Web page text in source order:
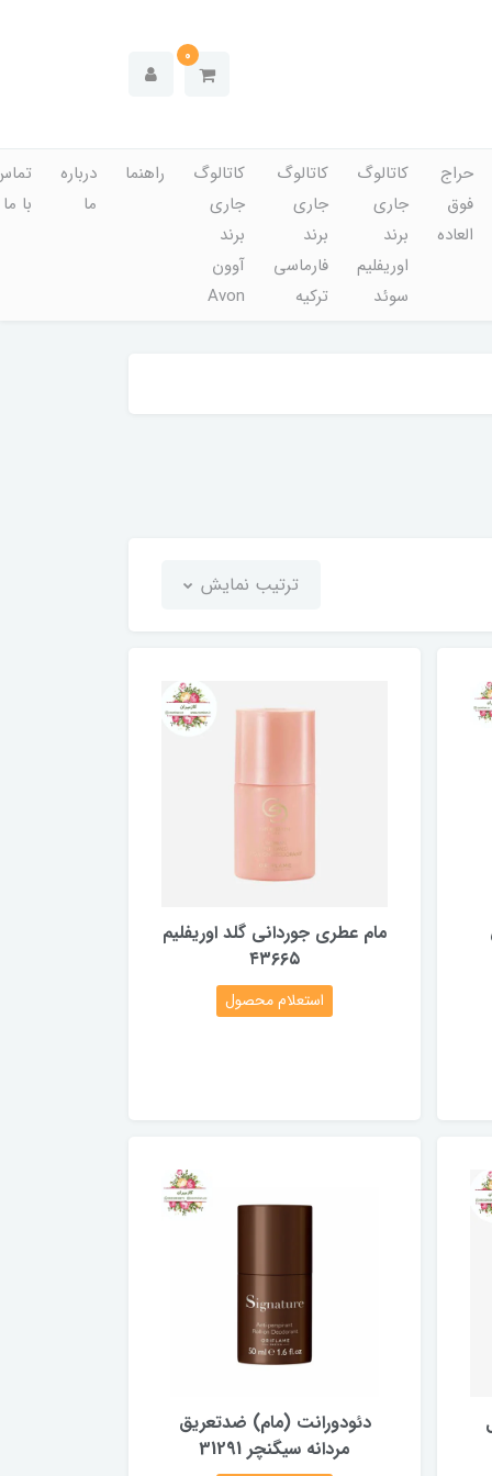
0
حراج
فوق
العاده
کاتالوگ
جاری
برند
اوریفلیم
سوئد
کاتالوگ
جاری
برند
فارماسی
ترکیه
کاتالوگ
جاری
برند
آوون
Avon
راهنما
درباره
ما
با ما
ترتیب نمایش
مام عطری جوردانی گلد اوریفلیم
۴۳۶۶۵
استعلام محصول
دئودورانت (مام) ضدتعریق
مردانه سیگنچر 31291